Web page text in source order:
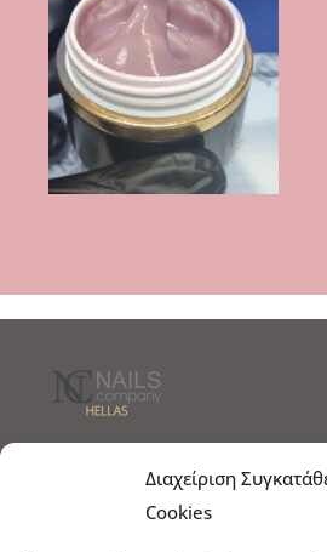
Διαχείριση
Cookies
Τρόποι Παραγγελίας